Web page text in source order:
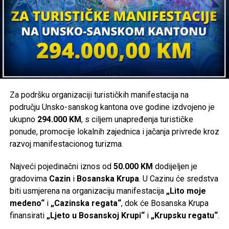
Fazlić novi premijer
DON'T MISS
VIDEO Wolfgang Petritsch posjetio Bihać i Centar Lipa:
”BiH je moja druga domovina”
Za podršku organizaciji turističkih manifestacija na
području Unsko-sanskog kantona ove godine izdvojeno je
ukupno 294.000 KM, s ciljem unapređenja turističke
ponude, promocije lokalnih zajednica i jačanja privrede kroz
razvoj manifestacionog turizma.
Najveći pojedinačni iznos od 50.000 KM dodijeljen je
gradovima Cazini Bosanska Krupa. U Cazinu će sredstva
biti usmjerena na organizaciju manifestacija „Lito moje
medeno“i „Cazinska regata“, dok će Bosanska Krupa
finansirati „Ljeto u Bosanskoj Krupi“i „Krupsku regatu“.